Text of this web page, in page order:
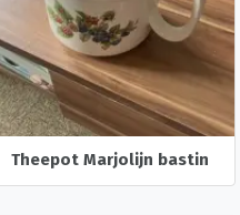
Theepot Marjolijn bastin